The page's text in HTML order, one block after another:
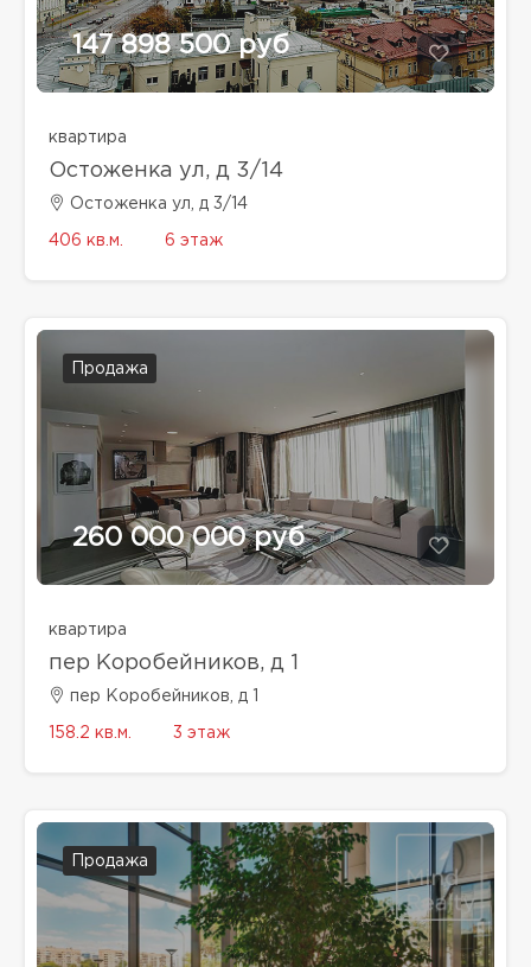
147 898 500 руб
квартира
Остоженка ул, д 3/14
Остоженка ул, д 3/14
406 кв.м. 6 этаж
Продажа
260 000 000 руб
квартира
пер Коробейников, д 1
пер Коробейников, д 1
158.2 кв.м. 3 этаж
Продажа